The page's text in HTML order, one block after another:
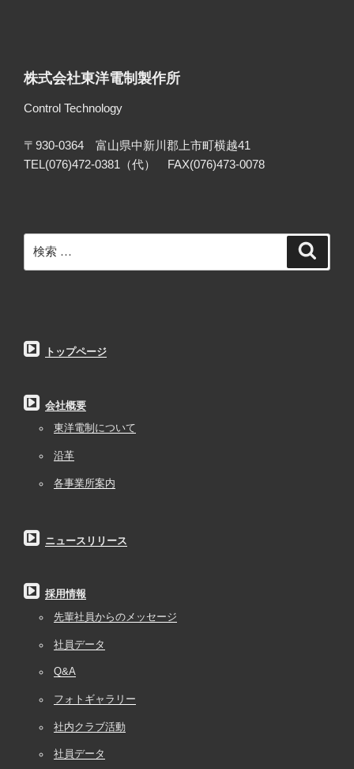
株式会社東洋電制製作所
Control Technology
〒930-0364 富山県中新川郡上市町横越41
TEL(076)472-0381（代） FAX(076)473-0078
検
索:
トップページ
会社概要
東洋電制について
沿革
各事業所案内
ニュースリリース
採用情報
先輩社員からのメッセージ
社員データ
Q&A
フォトギャラリー
社内クラブ活動
社員データ